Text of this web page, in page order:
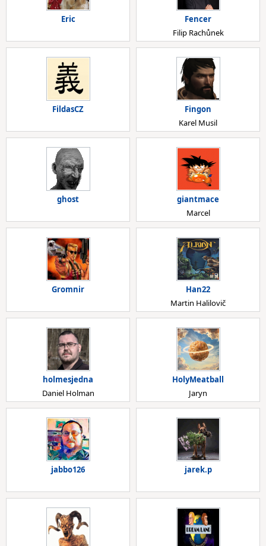
Eric
Fencer
Filip Rachůnek
FildasCZ
Fingon
Karel Musil
ghost
giantmace
Marcel
Gromnir
Han22
Martin Halilovič
holmesjedna
Daniel Holman
HolyMeatball
Jaryn
jabbo126 jarek.p